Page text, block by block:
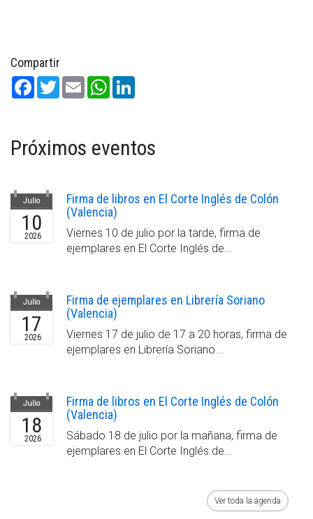
Compartir
Facebook
TwitterEmail WhatsApp
Próximos eventos
Julio
10
2026
Firma de libros en El Corte Inglés de Colón
(Valencia)
Viernes 10 de julio por la tarde, firma de
ejemplares en El Corte Inglés de...
Julio
17
2026
Firma de ejemplares en Librería Soriano
(Valencia)
Viernes 17 de julio de 17 a 20 horas, firma de
ejemplares en Librería Soriano...
Julio
18
2026
Firma de libros en El Corte Inglés de Colón
(Valencia)
Sábado 18 de julio por la mañana, firma de
ejemplares en El Corte Inglés de...
Ver toda la agenda